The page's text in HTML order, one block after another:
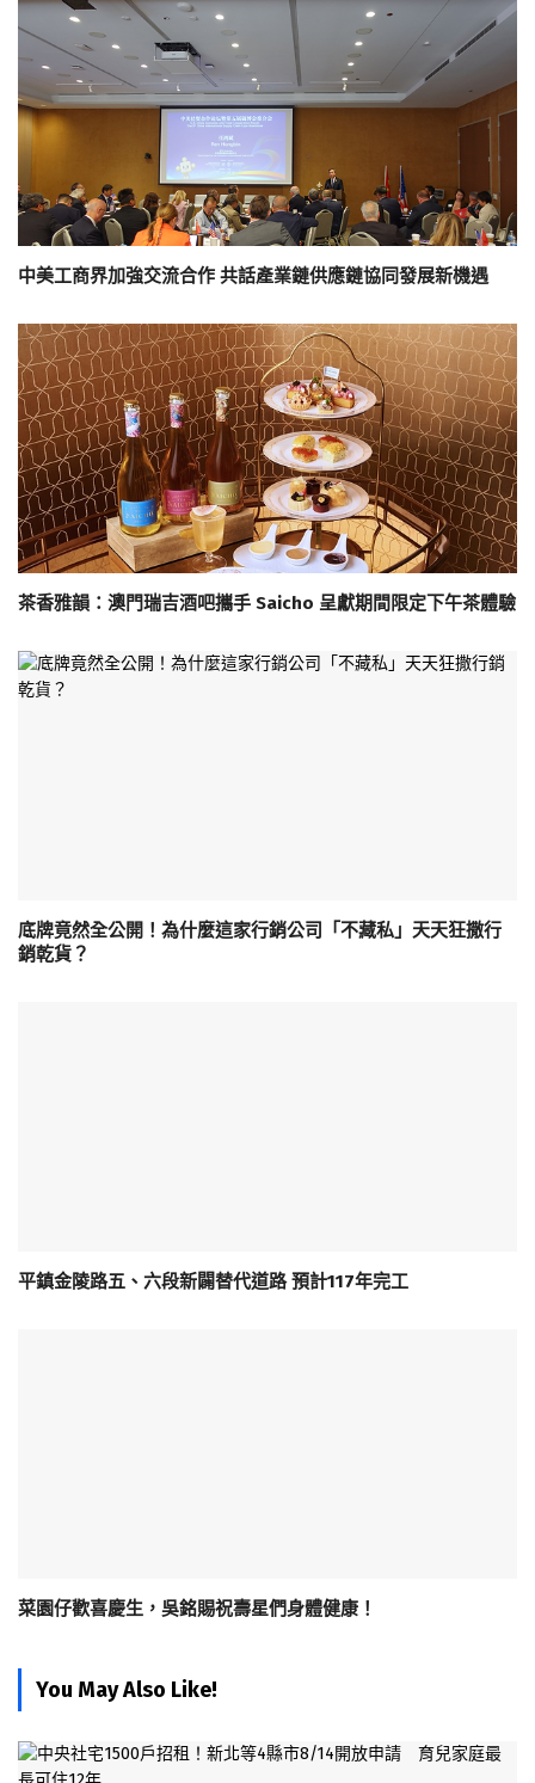
中美工商界加強交流合作 共話產業鏈供應鏈協同發展新機遇
茶香雅韻：澳門瑞吉酒吧攜手 Saicho 呈獻期間限定下午茶體驗
底牌竟然全公開！為什麼這家行銷公司「不藏私」天天狂撒行
銷乾貨？
平鎮金陵路五、六段新闢替代道路 預計117年完工
菜園仔歡喜慶生，吳銘賜祝壽星們身體健康！
You May Also Like!